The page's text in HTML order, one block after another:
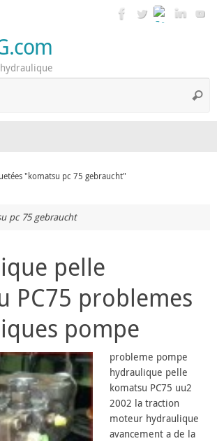
"komatsu pc 75 gebraucht"
pc 75 gebraucht
pelle
PC75 problemes
pompe
probleme pompe
hydraulique pelle
komatsu PC75 uu2
2002 la traction
moteur hydraulique
avancement a de la